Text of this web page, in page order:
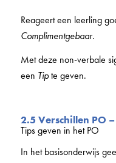
Reageert een leerling
Complimentgebaar.
Met deze non-verbale
een Tipte geven.
2.5 Verschillen PO
Tips geven in het PO
In het basisonderwijs